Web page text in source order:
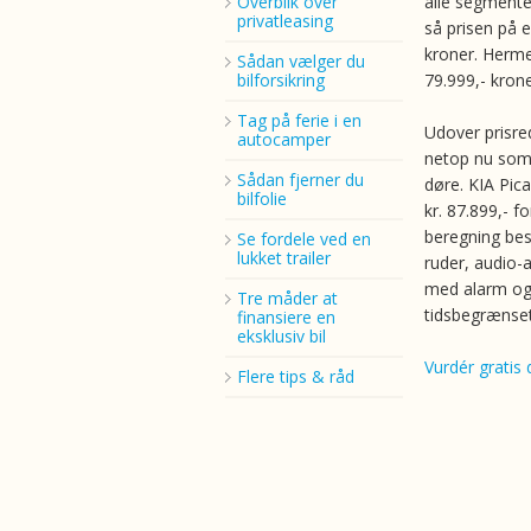
privatleasing
Sådan vælger du
bilforsikring
Tag på ferie i en
autocamper
Sådan fjerner du
bilfolie
Se fordele ved en
lukket trailer
Tre måder at
finansiere en
eksklusiv bil
Flere tips & råd
så prisen på
kroner.
79.999,-
Udover
netop nu
døre. KIA
kr. 87.899,-
beregning
ruder, audio-
med alarm
Vurdér gratis